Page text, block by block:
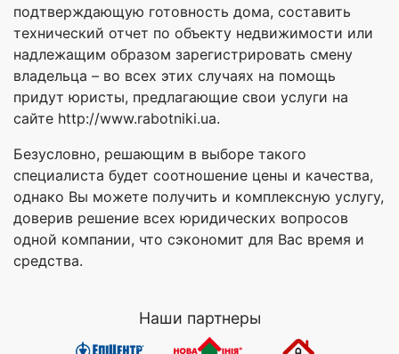
подтверждающую готовность дома, составить
технический отчет по объекту недвижимости или
надлежащим образом зарегистрировать смену
владельца – во всех этих случаях на помощь
придут юристы, предлагающие свои услуги на
сайте http://www.rabotniki.ua.
Безусловно, решающим в выборе такого
специалиста будет соотношение цены и качества,
однако Вы можете получить и комплексную услугу,
доверив решение всех юридических вопросов
одной компании, что сэкономит для Вас время и
средства.
Наши партнеры